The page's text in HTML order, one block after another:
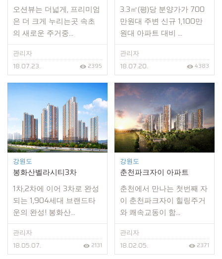
오션뷰는 더넓게, 프리미엄
은 더 크게 누리는곳 속초
의 새로운 주거중...
관리자
18.07.23.
2395
3.3㎡(평)당 분양가가 700
만원대 주변 신규 1,100만
원대 아파트 대비 ...
관리자
18.07.20.
4383
강원도
봉화산벨라시티3차
1차,2차에 이어 3차로 완성
되는 1,904세대 브랜드타
운의 완성! 봉화산...
관리자
18.05.07.
2131
강원도
춘천파크자이 아파트
춘천에서 만나는 첫번째 자
이 춘천파크자이 힐링주거
와 쾌속교동이 함...
관리자
18.02.05.
2371